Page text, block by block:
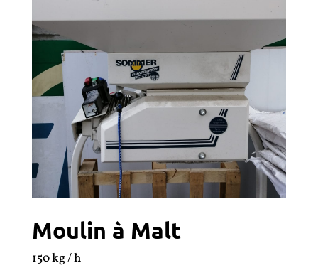
Moulin à Malt
150 kg / h